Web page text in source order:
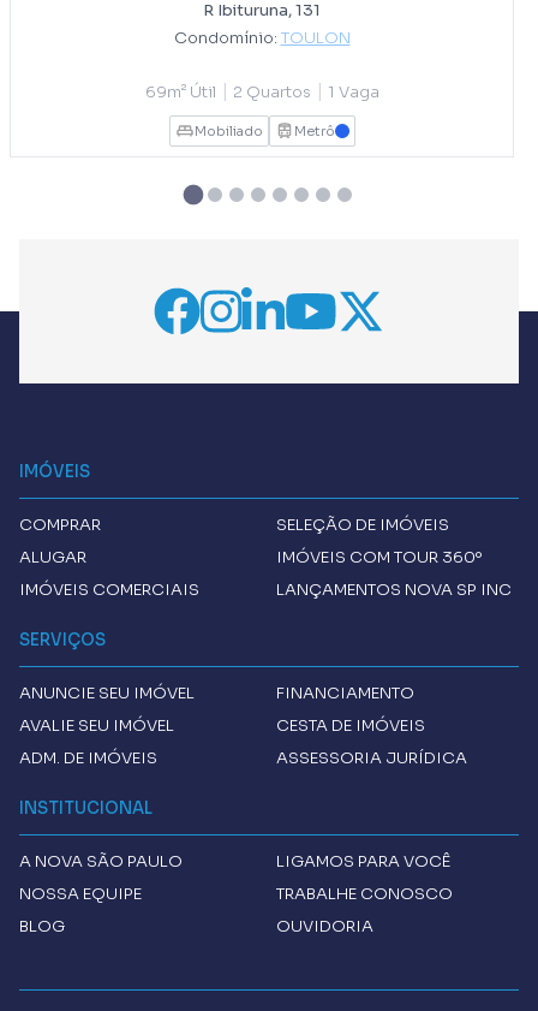
R Ibituruna, 131
Condomínio: TOULON
69m² Útil | 2 Quartos | 1 Vaga
Mobiliado Metrô AZUL
IMÓVEIS
COMPRAR
ALUGAR
IMÓVEIS COMERCIAIS
SELEÇÃO DE IMÓVEIS
IMÓVEIS COM TOUR 360º
LANÇAMENTOS NOVA SP INC
SERVIÇOS
ANUNCIE SEU IMÓVEL
AVALIE SEU IMÓVEL
ADM. DE IMÓVEIS
FINANCIAMENTO
CESTA DE IMÓVEIS
ASSESSORIA JURÍDICA
INSTITUCIONAL
A NOVA SÃO PAULO
NOSSA EQUIPE
BLOG
LIGAMOS PARA VOCÊ
TRABALHE CONOSCO
OUVIDORIA